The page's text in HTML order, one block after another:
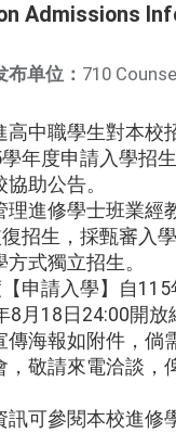
Admissions
布单位： 710
高中職學生對本校
年度申請入學招
助公告。
理進修學士班業經
招生，採甄審入
式獨立招生。
申請入學】自115
8月18日24:00開放
傳海報如附件，倘
，敬請來電洽談，
訊可參閱本校進修